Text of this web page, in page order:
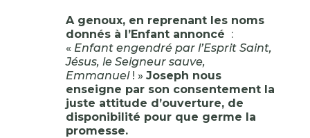
A genoux, en reprenant les noms
donnés à l’Enfant annoncé :
« Enfant engendré par l’Esprit Saint,
Jésus, le Seigneur sauve,
Emmanuel! » Joseph nous
enseigne par son consentement la
juste attitude d’ouverture, de
disponibilité pour que germe la
promesse.